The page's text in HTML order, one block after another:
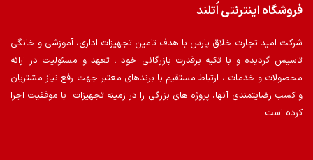
فروشگاه اینترنتی اُتلند
شرکت امید تجارت خلاق پارس با هدف تامین تجهیزات اداری، آموزشی و خانگی
تاسیس گردیده و با تکیه برقدرت بازرگانی خود ، تعهد و مسئولیت در ارائه
محصولات و خدمات ، ارتباط مستقیم با برندهای معتبر جهت رفع نیاز مشتریان
و کسب رضایتمندی آنها، پروژه های بزرگی را در زمینه تجهیزات با موفقیت اجرا
کرده است.